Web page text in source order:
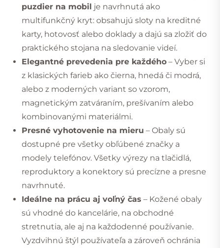
puzdier na mobil je navrhnutá ako
multifunkčný kryt: obsahujú sloty na kreditné
karty, hotovosť alebo doklady a dajú sa zložiť do
praktického stojana na sledovanie videí.
Elegantné prevedenia pre každého – Vyber si
z klasických farieb ako čierna, hnedá či modrá,
alebo z moderných variant so vzorom,
magnetickým zatváraním, prešívaním alebo
kombinovanými materiálmi.
Presné vyhotovenie na mieru – Obaly sú
dostupné pre všetky obľúbené značky a
modely telefónov. Všetky výrezy na tlačidlá,
reproduktory a konektory sú precízne a presne
navrhnuté.
Ideálne na prácu aj voľný čas – Kožené obaly
sú vhodné do kancelárie, na obchodné
stretnutia, ale aj na každodenné používanie.
Vyzdvihnú štýl používateľa a zároveň ochránia